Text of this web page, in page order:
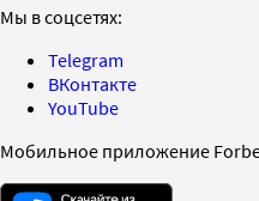
Мы в соцсетях:
Telegram
ВКонтакте
YouTube
Мобильное приложение